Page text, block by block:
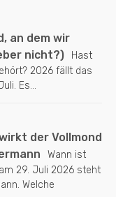
an dem wir
nicht?)
Hast
2026 fällt das
Es...
der Vollmond
Wann ist
29. Juli 2026 steht
Welche